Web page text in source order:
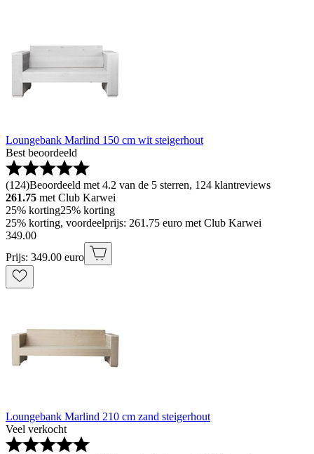
Loungebank Marlind 150 cm wit steigerhout
Best beoordeeld
(124)Beoordeeld met 4.2 van de 5 sterren, 124 klantreviews
261.75 met Club Karwei
25% korting25% korting
25% korting, voordeelprijs: 261.75 euro met Club Karwei
349.00
Prijs: 349.00 euro
Loungebank Marlind 210 cm zand steigerhout
Veel verkocht